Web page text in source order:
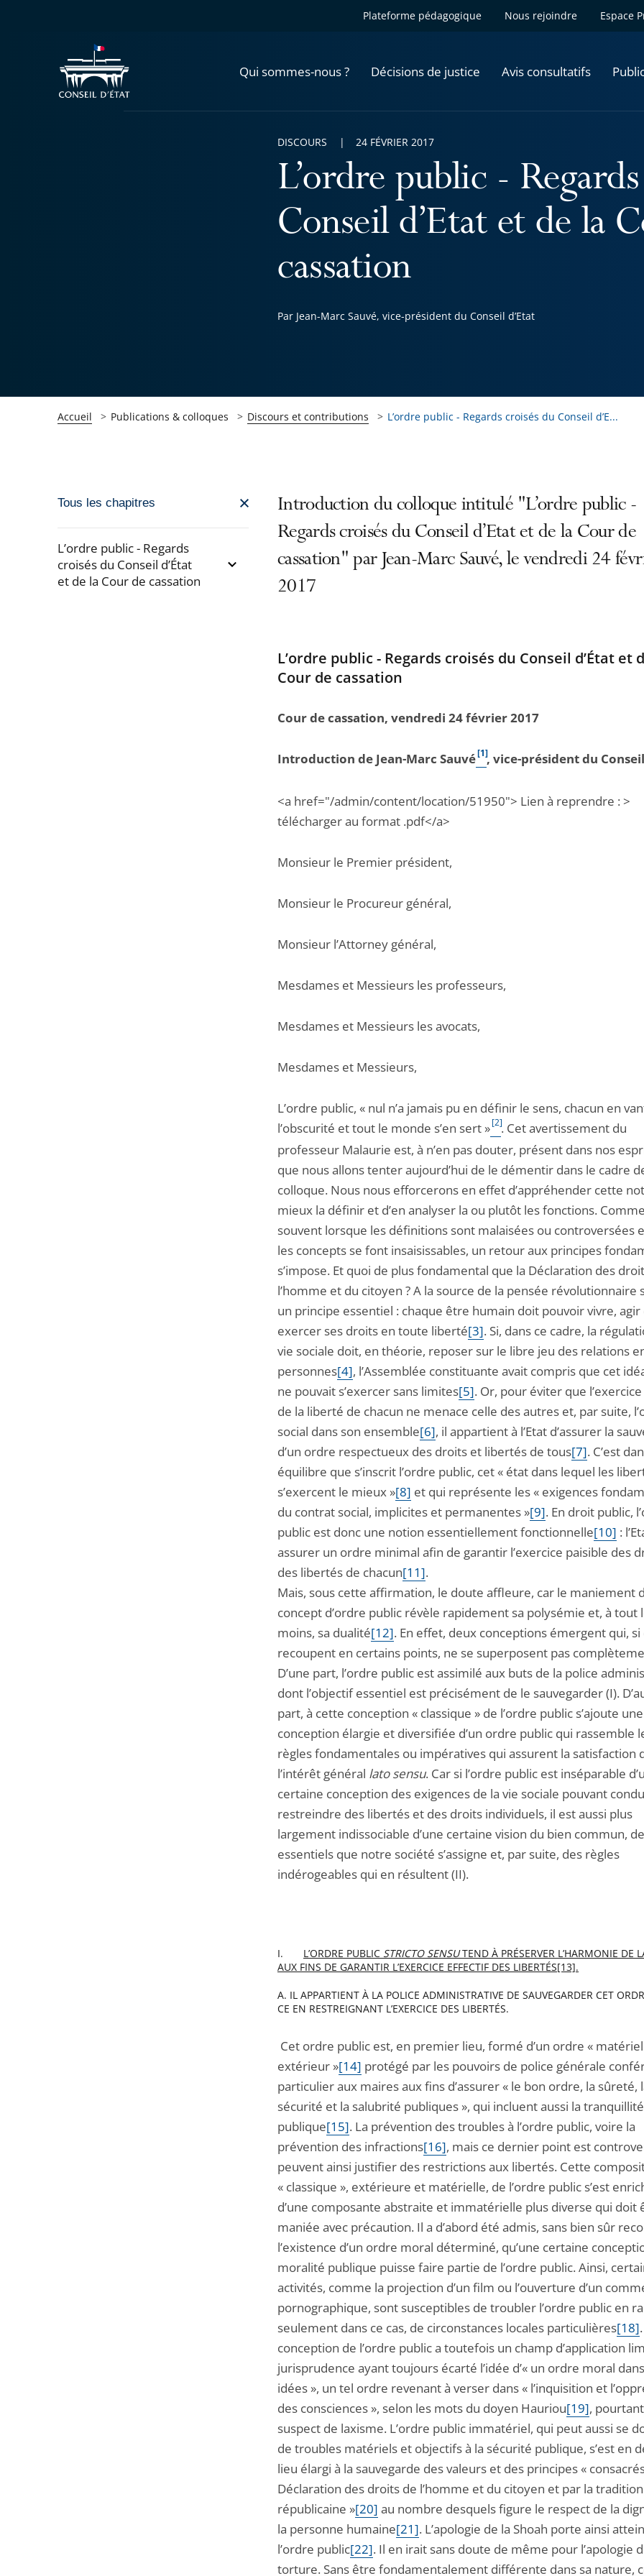
Plateforme pédagogique Nous rejoindre Espace
Qui sommes-nous ? Décisions de justice Avis consultatifs
L’ordre public -
Conseil d’Etat et de la
cassation
Par Jean-Marc Sauvé, vice-président du Conseil d’Etat
DISCOURS 24 FÉVRIER 2017
Accueil Publications & colloques Discours et contributions L’ordre public - Regards croisés du Conseil d’E...
Passer
navigation
de
l'article
Tous les chapitres
L’ordre public - Regards
croisés du Conseil d’État
et de la Cour de cassation
Introduction du colloque intitulé "L’ordre public -
Regards croisés du Conseil d’Etat et de la Cour de
cassation" par Jean-Marc Sauvé, le vendredi 24
2017
L’ordre public - Regards croisés du Conseil d’État et
Cour de cassation
Cour de cassation, vendredi 24 février 2017
Introduction de Jean-Marc Sauvé[1], vice-président du
<a href="/admin/content/location/51950"> Lien à reprendre : >
télécharger au format .pdf</a>
Monsieur le Premier président,
Monsieur le Procureur général,
Monsieur l’Attorney général,
Mesdames et Messieurs les professeurs,
Mesdames et Messieurs les avocats,
Mesdames et Messieurs,
L’ordre public, « nul n’a jamais pu en définir le sens, chacun en
l’obscurité et tout le monde s’en sert »[2]. Cet avertissement du
professeur Malaurie est, à n’en pas douter, présent dans nos
que nous allons tenter aujourd’hui de le démentir dans le cadre
colloque. Nous nous efforcerons en effet d’appréhender cette
mieux la définir et d’en analyser la ou plutôt les fonctions. Comme
souvent lorsque les définitions sont malaisées ou controversées
les concepts se font insaisissables, un retour aux principes
s’impose. Et quoi de plus fondamental que la Déclaration des
l’homme et du citoyen ? A la source de la pensée révolutionnaire
un principe essentiel : chaque être humain doit pouvoir vivre, agir
exercer ses droits en toute liberté[3]. Si, dans ce cadre, la
vie sociale doit, en théorie, reposer sur le libre jeu des relations
personnes[4], l’Assemblée constituante avait compris que cet
ne pouvait s’exercer sans limites[5]. Or, pour éviter que
de la liberté de chacun ne menace celle des autres et, par suite,
social dans son ensemble[6], il appartient à l’Etat d’assurer la
d’un ordre respectueux des droits et libertés de tous[7]. C’est
équilibre que s’inscrit l’ordre public, cet « état dans lequel les
s’exercent le mieux »[8] et qui représente les « exigences
du contrat social, implicites et permanentes »[9]. En droit public,
public est donc une notion essentiellement fonctionnelle[10] :
assurer un ordre minimal afin de garantir l’exercice paisible des
des libertés de chacun[11].
Mais, sous cette affirmation, le doute affleure, car le maniement
concept d’ordre public révèle rapidement sa polysémie et, à tout
moins, sa dualité[12]. En effet, deux conceptions émergent qui, si
recoupent en certains points, ne se superposent pas
D’une part, l’ordre public est assimilé aux buts de la police
dont l’objectif essentiel est précisément de le sauvegarder (I).
part, à cette conception « classique » de l’ordre public s’ajoute une
conception élargie et diversifiée d’un ordre public qui rassemble
règles fondamentales ou impératives qui assurent la satisfaction
l’intérêt général lato sensu. Car si l’ordre public est inséparable
certaine conception des exigences de la vie sociale pouvant
restreindre des libertés et des droits individuels, il est aussi plus
largement indissociable d’une certaine vision du bien commun,
essentiels que notre société s’assigne et, par suite, des règles
indérogeables qui en résultent (II).
I. L’ORDRE PUBLIC STRICTO SENSUTEND À PRÉSERVER L’HARMONIE DE
AUX FINS DE GARANTIR L’EXERCICE EFFECTIF DES LIBERTÉS[13].
A. IL APPARTIENT À LA POLICE ADMINISTRATIVE DE SAUVEGARDER CET
CE EN RESTREIGNANT L’EXERCICE DES LIBERTÉS.
Cet ordre public est, en premier lieu, formé d’un ordre «
extérieur »[14] protégé par les pouvoirs de police générale
particulier aux maires aux fins d’assurer « le bon ordre, la sûreté,
sécurité et la salubrité publiques », qui incluent aussi la tranquillité
publique[15]. La prévention des troubles à l’ordre public, voire la
prévention des infractions[16], mais ce dernier point est
peuvent ainsi justifier des restrictions aux libertés. Cette
« classique », extérieure et matérielle, de l’ordre public s’est
d’une composante abstraite et immatérielle plus diverse qui doit
maniée avec précaution. Il a d’abord été admis, sans bien sûr
l’existence d’un ordre moral déterminé, qu’une certaine
moralité publique puisse faire partie de l’ordre public. Ainsi,
activités, comme la projection d’un film ou l’ouverture d’un
pornographique, sont susceptibles de troubler l’ordre public en
seulement dans ce cas, de circonstances locales particulières[18]
conception de l’ordre public a toutefois un champ d’application
jurisprudence ayant toujours écarté l’idée d’« un ordre moral
idées », un tel ordre revenant à verser dans « l’inquisition et
des consciences », selon les mots du doyen Hauriou[19],
suspect de laxisme. L’ordre public immatériel, qui peut aussi se
de troubles matériels et objectifs à la sécurité publique, s’est en
lieu élargi à la sauvegarde des valeurs et des principes «
Déclaration des droits de l’homme et du citoyen et par la tradition
républicaine »[20] au nombre desquels figure le respect de la
la personne humaine[21]. L’apologie de la Shoah porte ainsi
l’ordre public[22]. Il en irait sans doute de même pour l’apologie
torture. Sans être fondamentalement différente dans sa nature,